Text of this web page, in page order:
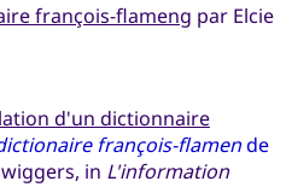
françois-flameng par Elcie
d'un dictionnaire
françois-flamende
in L'information